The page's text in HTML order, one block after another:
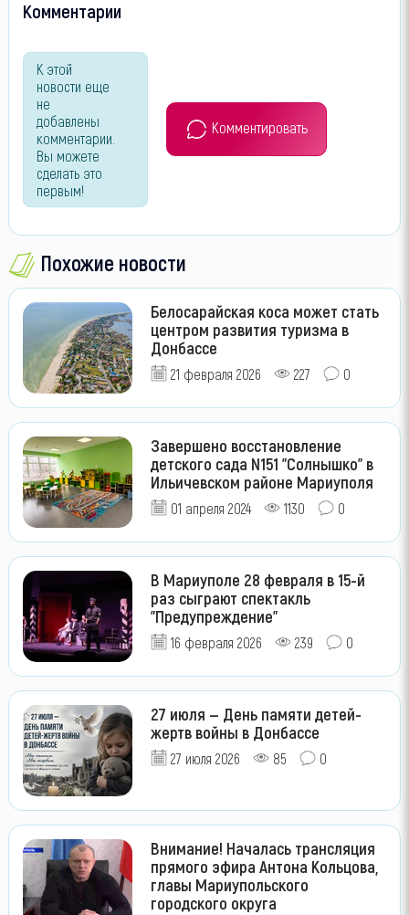
Комментарии
К этой
новости еще
не
добавлены
комментарии.
Вы можете
сделать это
первым!
Комментировать
Похожие новости
Белосарайская коса может стать
центром развития туризма в
Донбассе
21 февраля 2026 227 0
Завершено восстановление
детского сада N151 "Солнышко" в
Ильичевском районе Мариуполя
01 апреля 2024 1130 0
В Мариуполе 28 февраля в 15-й
раз сыграют спектакль
"Предупреждение"
16 февраля 2026 239 0
27 июля — День памяти детей-
жертв войны в Донбассе
27 июля 2026 85 0
Внимание! Началась трансляция
прямого эфира Антона Кольцова,
главы Мариупольского
городского округа